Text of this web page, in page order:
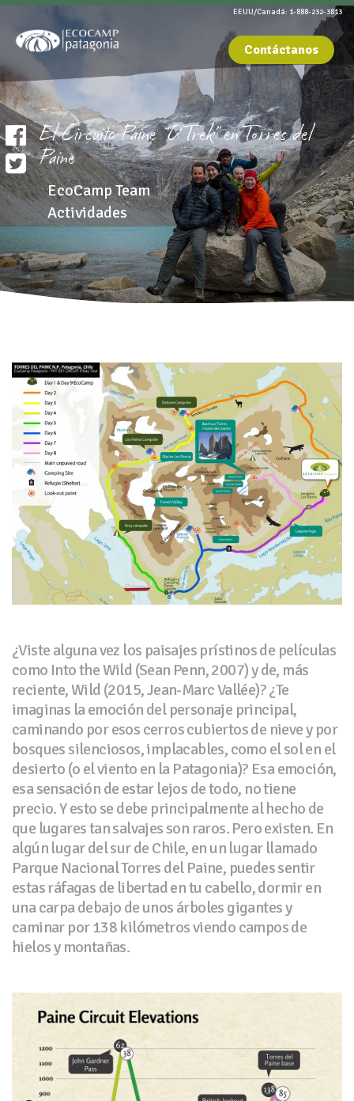
EEUU/Canadá: 1-888-232-3813
Contáctanos
El Circuito Paine “O Trek” en Torres del
Paine
EcoCamp Team
Actividades
¿Viste alguna vez los paisajes prístinos de películas
como Into the Wild (Sean Penn, 2007) y de, más
reciente, Wild (2015, Jean-Marc Vallée)? ¿Te
imaginas la emoción del personaje principal,
caminando por esos cerros cubiertos de nieve y por
bosques silenciosos, implacables, como el sol en el
desierto (o el viento en la Patagonia)? Esa emoción,
esa sensación de estar lejos de todo, no tiene
precio. Y esto se debe principalmente al hecho de
que lugares tan salvajes son raros. Pero existen. En
algún lugar del sur de Chile, en un lugar llamado
Parque Nacional Torres del Paine, puedes sentir
estas ráfagas de libertad en tu cabello, dormir en
una carpa debajo de unos árboles gigantes y
caminar por 138 kilómetros viendo campos de
hielos y montañas.